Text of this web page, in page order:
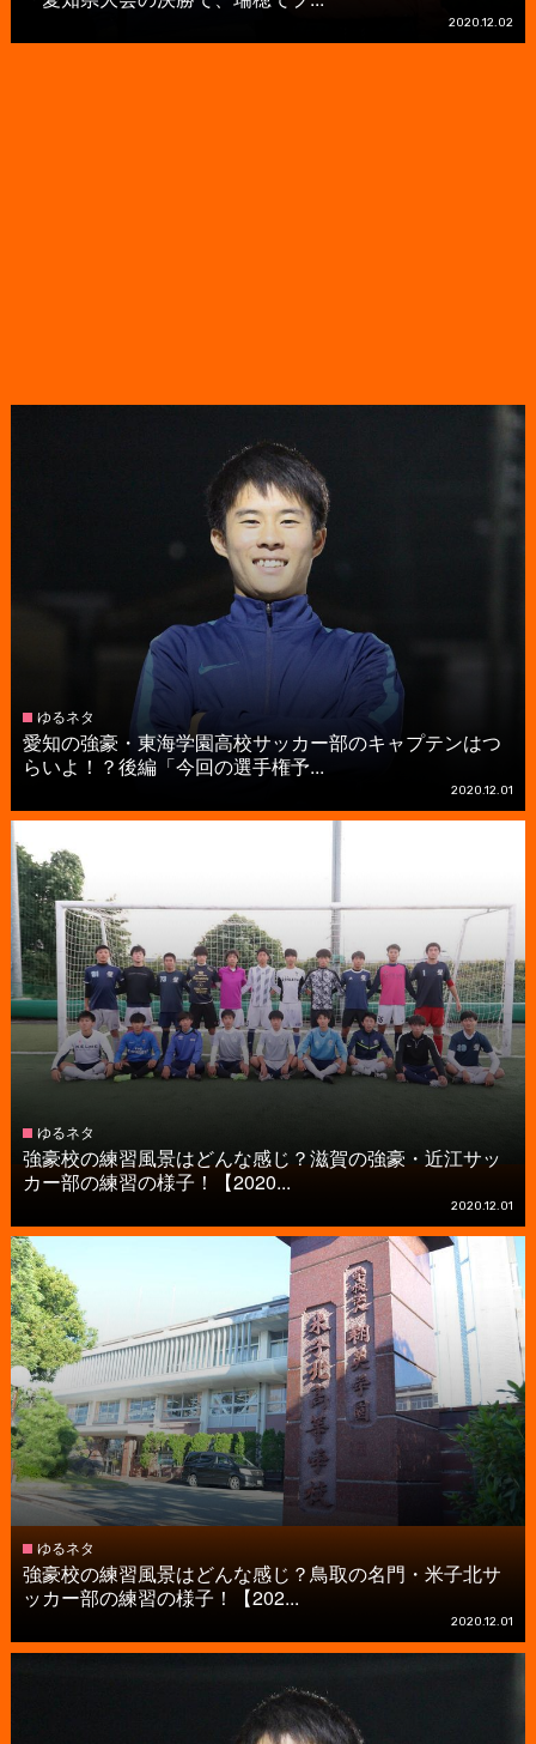
2020.12.02
ゆるネタ
愛知の強豪・東海学園高校サッカー部のキャプテンはつ
らいよ！？後編「今回の選手権予...
2020.12.01
ゆるネタ
強豪校の練習風景はどんな感じ？滋賀の強豪・近江サッ
カー部の練習の様子！【2020...
2020.12.01
ゆるネタ
強豪校の練習風景はどんな感じ？鳥取の名門・米子北サ
ッカー部の練習の様子！【202...
2020.12.01